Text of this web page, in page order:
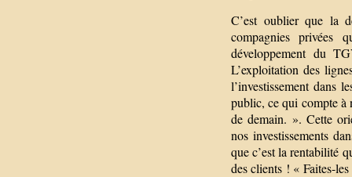
C’est oublier que la
compagnies privées
développement du
L’exploitation des
l’investissement dans
public, ce qui compte à
de demain. ». Cette
nos investissements
que c’est la rentabilité
des clients ! « Faites-